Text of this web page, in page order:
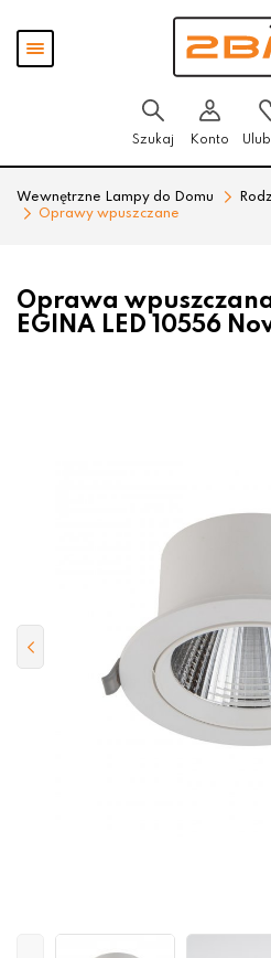
Pokaż
menu
Szukaj Konto
Wewnętrzne Lampy do Domu
Oprawy wpuszczane
Oprawa wpuszczana
EGINA LED 10556